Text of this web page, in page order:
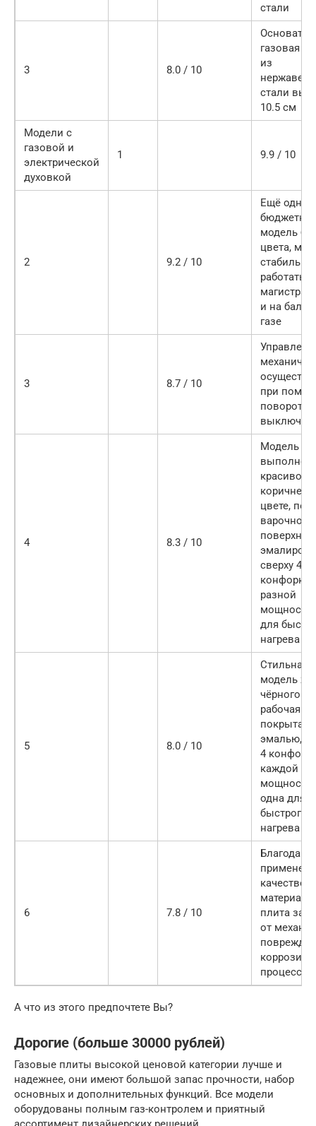
стали
3 8.0 / 10
газовая
из
стали
10.5 см
Модели с
газовой и
электрической
духовкой
1 9.9 / 10
2 9.2 / 10
Ещё одна
бюджетная
модель
цвета,
стабильно
работать
и на
газе
3 8.7 / 10
при
4 8.3 / 10
Модель
красивом
цвете,
варочной
сверху 4
конфорки
разной
для
нагрева
5 8.0 / 10
Стильная
модель
чёрного
рабочая
покрыта
эмалью,
4
каждой
мощность,
одна для
быстрого
нагрева
6 7.8 / 10
Благодаря
плита
от
процессов
А что из этого предпочтете Вы?
Дорогие (больше 30000 рублей)
Газовые плиты высокой ценовой категории лучше и
надежнее, они имеют большой запас прочности, набор
основных и дополнительных функций. Все модели
оборудованы полным газ-контролем и приятный